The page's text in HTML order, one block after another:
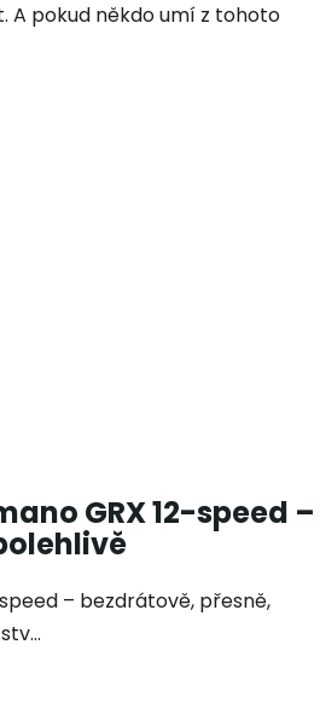
pokud někdo umí z tohoto
GRX 12-speed –
– bezdrátově, přesně,